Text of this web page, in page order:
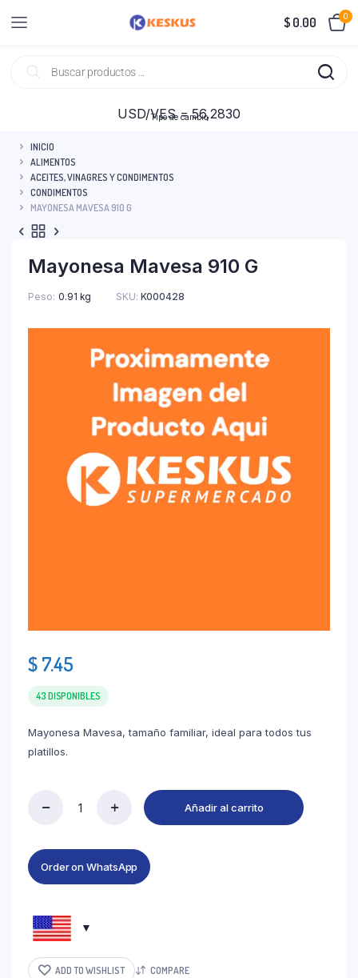
$ 0.00 0
Tipo de cambio
USD/VES = 56,2830
INICIO
ALIMENTOS
ACEITES, VINAGRES Y CONDIMENTOS
CONDIMENTOS
MAYONESA MAVESA 910 G
Mayonesa Mavesa 910 G
Peso 0.91 kg SKU: K000428
$7.45
43 DISPONIBLES
Mayonesa Mavesa, tamaño familiar, ideal para todos tus
platillos.
Añadir al carrito
Order on WhatsApp
ADD TO WISHLIST COMPARE